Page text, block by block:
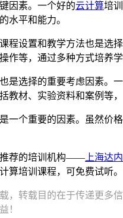
因素。一个好的云计算培
水平和能力。
程设置和教学方法也是选
作等，通过多种方式培养学
是选择的重要考虑因素。
教材、实验资料和案例等
一个重要的因素。虽然价
推荐的培训机构—— 上海达
算培训课程，可免费试听。
，转载目的在于传递更
！